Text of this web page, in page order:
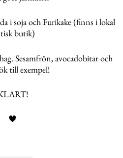
i soja och Furikake (finns i lokal
butik)
Sesamfrön, avocadobitar och
till exempel!
🖤